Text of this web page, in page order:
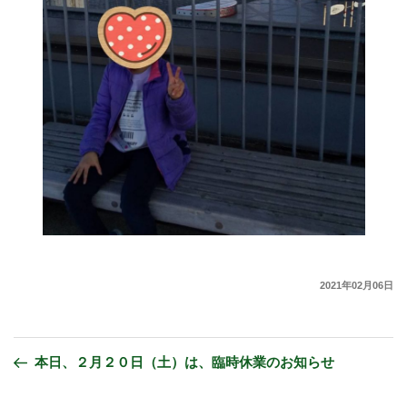
2021年02月06日
本日、２月２０日（土）は、臨時休業のお知らせ